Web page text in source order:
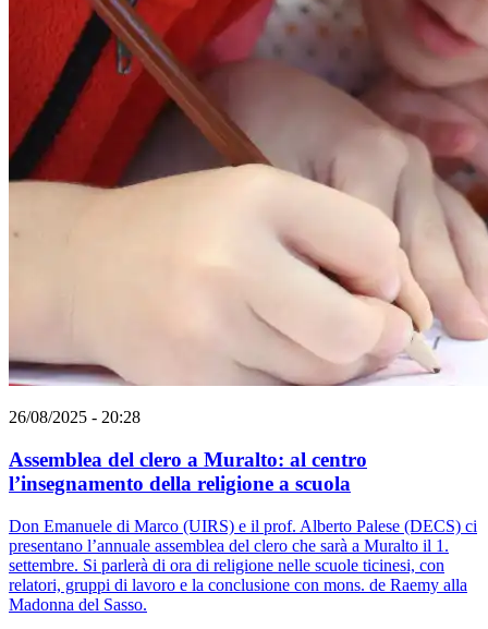
26/08/2025 - 20:28
Assemblea del clero a Muralto: al centro
l’insegnamento della religione a scuola
Don Emanuele di Marco (UIRS) e il prof. Alberto Palese (DECS) ci
presentano l’annuale assemblea del clero che sarà a Muralto il 1.
settembre. Si parlerà di ora di religione nelle scuole ticinesi, con
relatori, gruppi di lavoro e la conclusione con mons. de Raemy alla
Madonna del Sasso.